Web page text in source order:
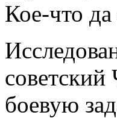
Кое-что да
боевую